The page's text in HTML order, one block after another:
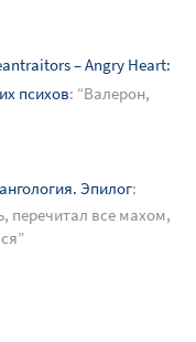
– Angry Heart:
психов: “Валерон,
Эпилог:
перечитал все махом,
”